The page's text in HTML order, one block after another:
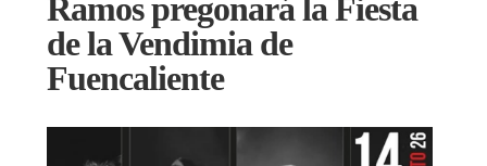
Ramos pregonará la Fiesta
de la Vendimia de
Fuencaliente